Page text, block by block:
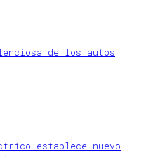
de los autos
establece nuevo